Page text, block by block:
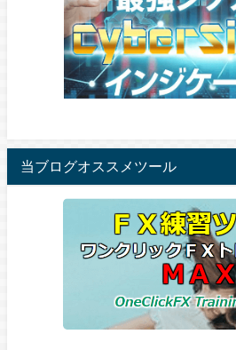
当ブログオススメツール